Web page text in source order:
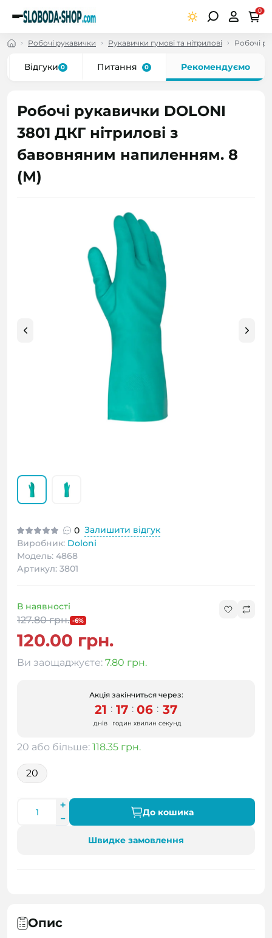
0
Робочі рукавички Рукавички гумові та нітрилові Робочі
Відгуки 0 Питання 0 Рекомендуємо
Робочі рукавички DOLONI
3801 ДКГ нітрилові з
бавовняним напиленням. 8
(M)
0 Залишити відгук
Виробник: Doloni
Модель: 4868
Артикул: 3801
В наявності
127.80 грн. -6%
120.00 грн.
Ви заощаджуєте: 7.80 грн.
Акція закінчиться через:
21
днів
: 17
годин
: 06
хвилин
: 36
секунд
20 або більше: 118.35 грн.
20
До кошика
Швидке замовлення
Опис